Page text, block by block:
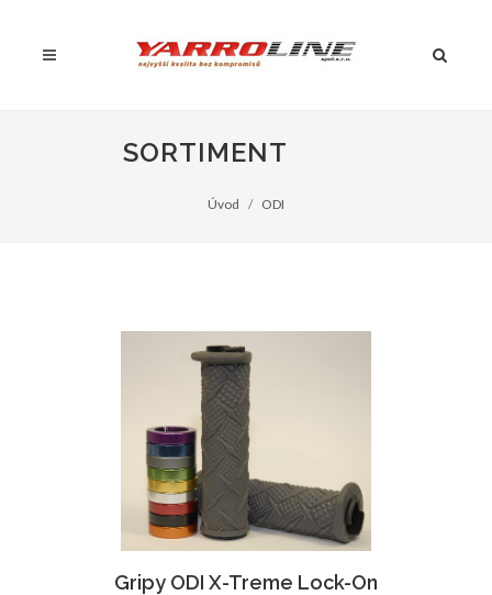
SORTIMENT
Úvod ODI
Gripy ODI X-Treme Lock-On